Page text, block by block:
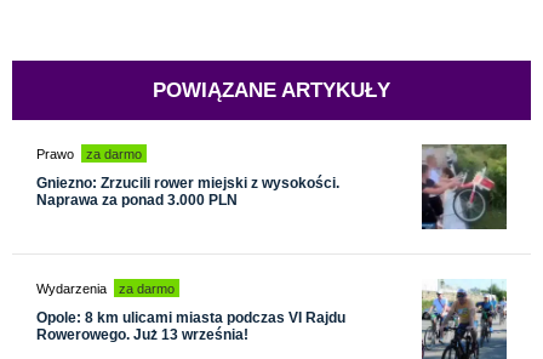
POWIĄZANE ARTYKUŁY
Prawo za darmo
Gniezno: Zrzucili rower miejski z wysokości.
Naprawa za ponad 3.000 PLN
Wydarzenia za darmo
Opole: 8 km ulicami miasta podczas VI Rajdu
Rowerowego. Już 13 września!